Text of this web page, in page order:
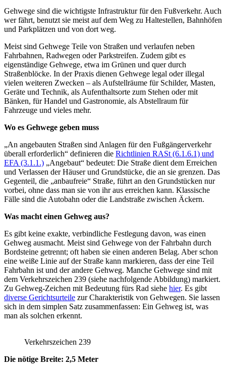
Gehwege sind die wichtigste Infrastruktur für den Fußverkehr. Auch
wer fährt, benutzt sie meist auf dem Weg zu Haltestellen, Bahnhöfen
und Parkplätzen und von dort weg.
Meist sind Gehwege Teile von Straßen und verlaufen neben
Fahrbahnen, Radwegen oder Parkstreifen. Zudem gibt es
eigenständige Gehwege, etwa im Grünen und quer durch
Straßenblöcke. In der Praxis dienen Gehwege legal oder illegal
vielen weiteren Zwecken – als Aufstellräume für Schilder, Masten,
Geräte und Technik, als Aufenthaltsorte zum Stehen oder mit
Bänken, für Handel und Gastronomie, als Abstellraum für
Fahrzeuge und vieles mehr.
Wo es Gehwege geben muss
„An angebauten Straßen sind Anlagen für den Fußgängerverkehr
überall erforderlich“ definieren die Richtlinien RASt (6.1.6.1) und
EFA (3.1.1.) „Angebaut“ bedeutet: Die Straße dient dem Erreichen
und Verlassen der Häuser und Grundstücke, die an sie grenzen. Das
Gegenteil, die „anbaufreie“ Straße, führt an den Grundstücken nur
vorbei, ohne dass man sie von ihr aus erreichen kann. Klassische
Fälle sind die Autobahn oder die Landstraße zwischen Äckern.
Was macht einen Gehweg aus?
Es gibt keine exakte, verbindliche Festlegung davon, was einen
Gehweg ausmacht. Meist sind Gehwege von der Fahrbahn durch
Bordsteine getrennt; oft haben sie einen anderen Belag. Aber schon
eine weiße Linie auf der Straße kann markieren, dass der eine Teil
Fahrbahn ist und der andere Gehweg. Manche Gehwege sind mit
dem Verkehrszeichen 239 (siehe nachfolgende Abbildung) markiert.
Zu Gehweg-Zeichen mit Bedeutung fürs Rad siehe hier. Es gibt
diverse Gerichtsurteile zur Charakteristik von Gehwegen. Sie lassen
sich in dem simplen Satz zusammenfassen: Ein Gehweg ist, was
man als solchen erkennt.
Verkehrszeichen 239
Die nötige Breite: 2,5 Meter